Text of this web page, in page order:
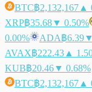
BTC฿2,132,167 ▲
XRP฿35.68▼ 0.50%
0.00%
ADA฿6.39
AVAX฿222.43 ▲
KUB฿20.46▼ 0.68%
BTC฿2,132,167 ▲